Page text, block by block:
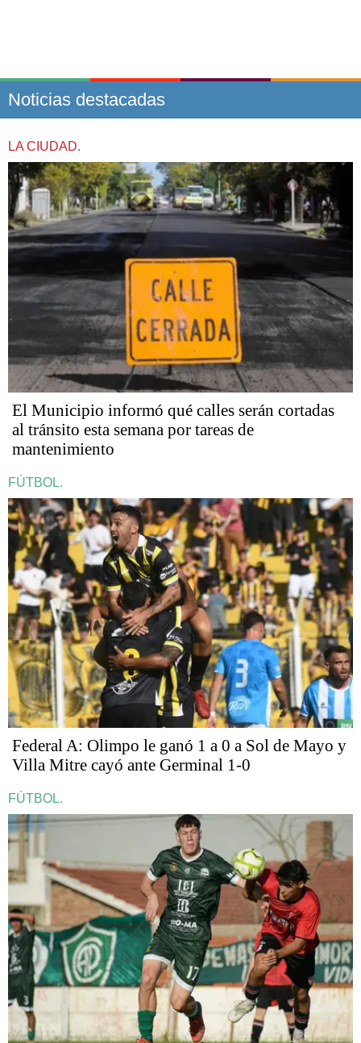
Noticias destacadas
LA CIUDAD.
El Municipio informó qué calles serán cortadas
al tránsito esta semana por tareas de
mantenimiento
FÚTBOL.
Federal A: Olimpo le ganó 1 a 0 a Sol de Mayo y
Villa Mitre cayó ante Germinal 1-0
FÚTBOL.